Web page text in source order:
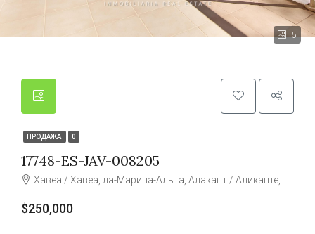
5
ПРОДАЖА 0
17748-ES-JAV-008205
Хавеа / Хавеа, ла-Марина-Альта, Алакант / Аликанте, Валенсия, Испания
$250,000